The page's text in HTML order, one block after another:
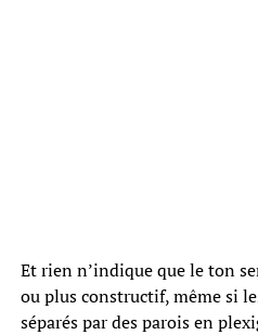
Et rien n’indique que le ton
ou plus constructif, même si
séparés par des parois en